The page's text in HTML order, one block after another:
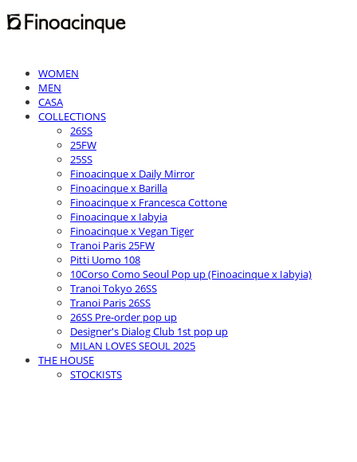
WOMEN
MEN
CASA
COLLECTIONS
26SS
25FW
25SS
Finoacinque x Daily Mirror
Finoacinque x Barilla
Finoacinque x Francesca Cottone
Finoacinque x Iabyia
Finoacinque x Vegan Tiger
Tranoi Paris 25FW
Pitti Uomo 108
10Corso Como Seoul Pop up (Finoacinque x Iabyia)
Tranoi Tokyo 26SS
Tranoi Paris 26SS
26SS Pre-order pop up
Designer's Dialog Club 1st pop up
MILAN LOVES SEOUL 2025
THE HOUSE
STOCKISTS